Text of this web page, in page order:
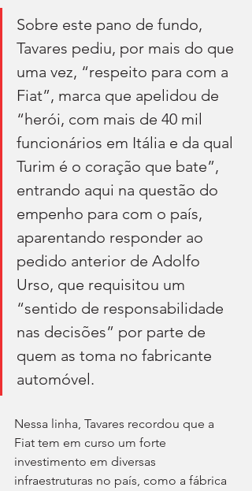
Sobre este pano de fundo,
Tavares pediu, por mais do que
uma vez, “respeito para com a
Fiat”, marca que apelidou de
“herói, com mais de 40 mil
funcionários em Itália e da qual
Turim é o coração que bate”,
entrando aqui na questão do
empenho para com o país,
aparentando responder ao
pedido anterior de Adolfo
Urso, que requisitou um
“sentido de responsabilidade
nas decisões” por parte de
quem as toma no fabricante
automóvel.
Nessa linha, Tavares recordou que a
Fiat tem em curso um forte
investimento em diversas
infraestruturas no país, como a fábrica